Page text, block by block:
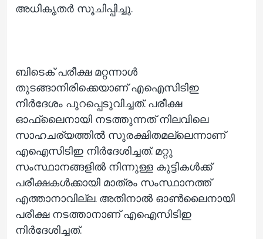
അധികൃതര്‍ സൂചിപ്പിച്ചു.
ബിടെക് പരീക്ഷ മറ്റന്നാള്‍
തുടങ്ങാനിരിക്കെയാണ് എഐസിടിഇ
നിര്‍ദേശം പുറപ്പെടുവിച്ചത്. പരീക്ഷ
ഓഫ്‌ലൈനായി നടത്തുന്നത് നിലവിലെ
സാഹചര്യത്തില്‍ സുരക്ഷിതമല്ലെന്നാണ്
എഐസിടിഇ നിര്‍ദേശിച്ചത്. മറ്റു
സംസ്ഥാനങ്ങളില്‍ നിന്നുള്ള കുട്ടികള്‍ക്ക്
പരീക്ഷകള്‍ക്കായി മാത്രം സംസ്ഥാനത്ത്
എത്താനാവില്ല. അതിനാല്‍ ഓണ്‍ലൈനായി
പരീക്ഷ നടത്താനാണ് എഐസിടിഇ
നിര്‍ദേശിച്ചത്.